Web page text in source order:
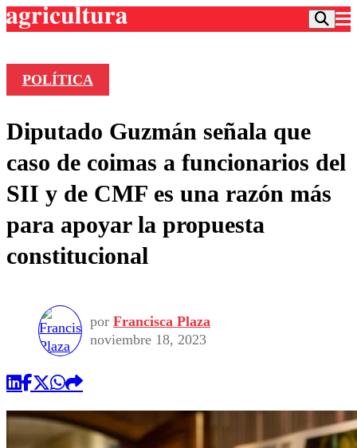
Frecuencias
Agricultura TV
Deportes
Colo Colo
Motor
Otros Deportes
Seleccion Chilena
Universidad Católica
Universidad de Chile
Entretención
Noticias
Dato Practico
Economía
Política
Sustentabilidad
Vida Social
Publicaciones en medios
Comercial
POLÍTICA
Diputado Guzmán señala que
caso de coimas a funcionarios del
SII y de CMF es una razón más
para apoyar la propuesta
constitucional
por Francisca Plaza
noviembre 18, 2023